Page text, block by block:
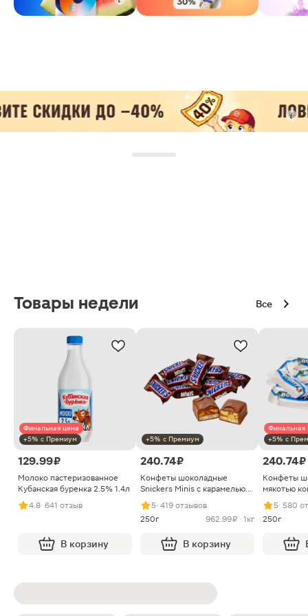
Товары недели Все
Финальная цена
+5% с Премиум
129.99 ₽
Молоко пастеризованное
Кубанская буренка 2.5% 1.4л
4.8· 641 отзыв
В корзину
+5% с Премиум
240.74 ₽
Конфеты шоколадные
Snickers Minis с карамелью
арахисом и нугой
5· 419 отзывов
250г
962.99 ₽ · 1кг
В корзину
Финальная
+5% с
240.74 ₽
Конфеты
мякотью
5· 580
250г